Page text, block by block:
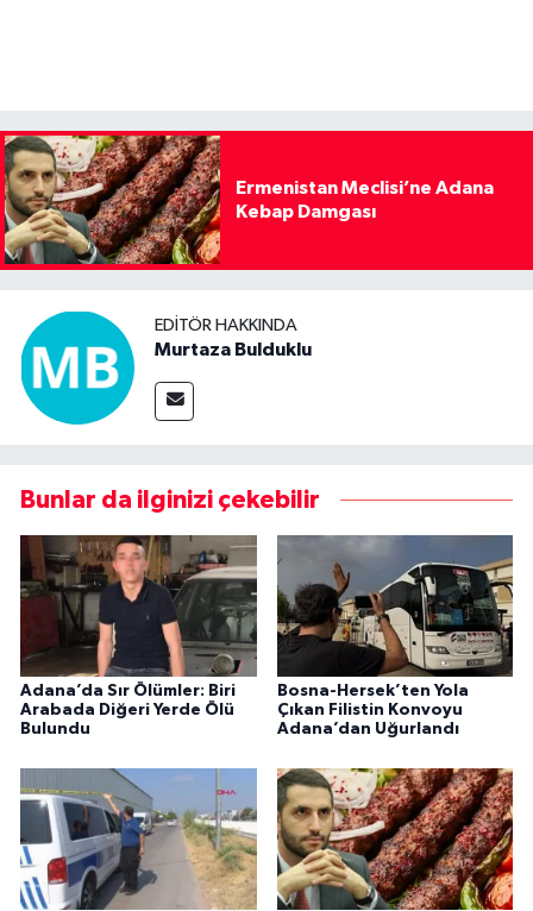
Ermenistan Meclisi’ne Adana
Kebap Damgası
EDITÖR HAKKINDA
Murtaza Bulduklu
Bunlar da ilginizi çekebilir
Adana’da Sır Ölümler: Biri
Arabada Diğeri Yerde Ölü
Bulundu
Bosna-Hersek’ten Yola
Çıkan Filistin Konvoyu
Adana’dan Uğurlandı